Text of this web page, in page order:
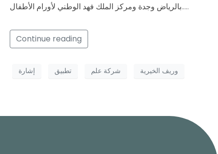
بالرياض وجدة ومركز الملك فهد الوطني لأورام الأطفال…..
Continue reading
إشارة تطبيق شركة علم وريف الخيرية